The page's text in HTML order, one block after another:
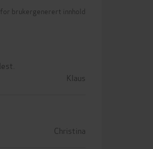
brukergenerert innhold
Klaus
Christina